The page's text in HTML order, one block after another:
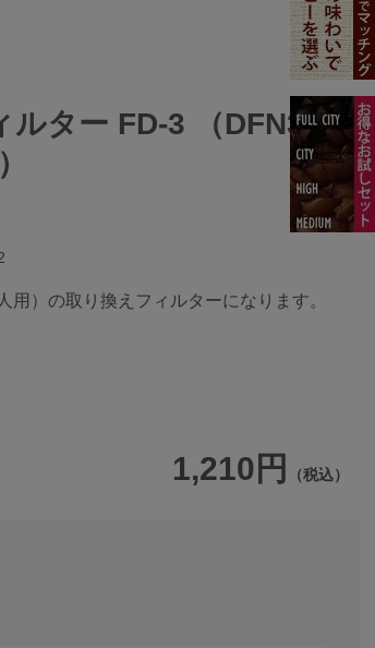
ター FD-3 （DFN3用
）の取り換えフィルターになります。
1,210円 （税込）